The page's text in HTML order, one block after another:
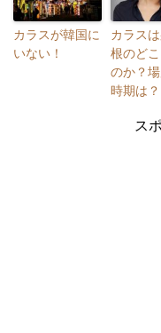
カラスが韓国に
いない！
カラス
根のど
のか？
時期は？
ス